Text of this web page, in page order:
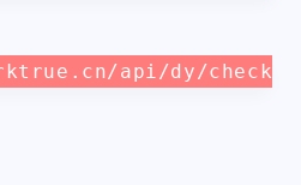
api/dy/check